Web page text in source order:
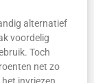
alternatief
voordelig
Toch
net zo